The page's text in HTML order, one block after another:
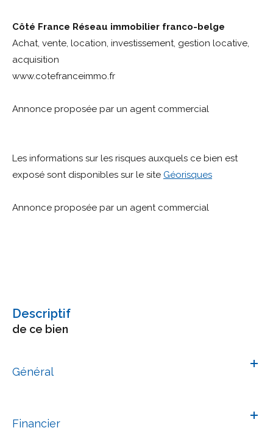
Côté France Réseau immobilier franco-belge
Achat, vente, location, investissement, gestion locative,
acquisition
www.cotefranceimmo.fr
Annonce proposée par un agent commercial
Les informations sur les risques auxquels ce bien est
exposé sont disponibles sur le site Géorisques
Annonce proposée par un agent commercial
descriptif
de ce bien
Général
Financier